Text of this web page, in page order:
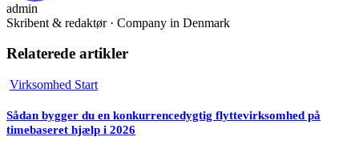
admin
Skribent & redaktør · Company in Denmark
Relaterede artikler
Virksomhed Start
Sådan bygger du en konkurrencedygtig flyttevirksomhed på
timebaseret hjælp i 2026